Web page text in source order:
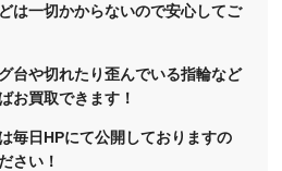
は一切かからないので安心してご
台や切れたり歪んでいる指輪など
お買取できます！
毎日HPにて公開しておりますの
さい！